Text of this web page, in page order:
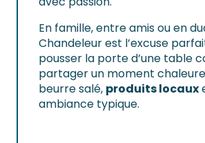
En famille, entre amis ou en
Chandeleur est l’excuse
pousser la porte d’une table
partager un moment
beurre salé, produits locaux
ambiance typique.